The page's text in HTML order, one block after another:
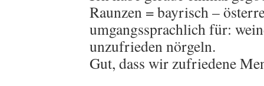
Raunzen = bayrisch –
umgangssprachlich für:
unzufrieden nörgeln.
Gut, dass wir zufriedene